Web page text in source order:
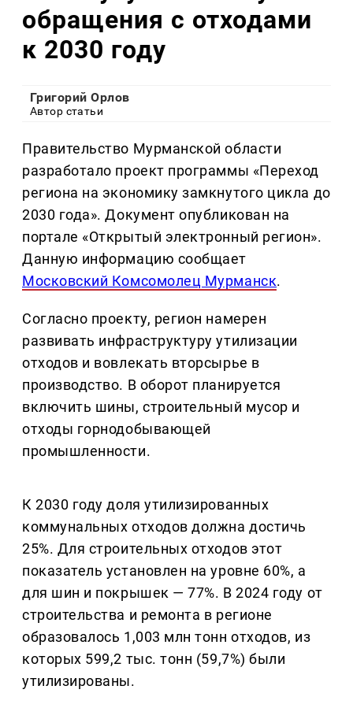
обращения с отходами
к 2030 году
Григорий Орлов
Автор статьи
Правительство Мурманской области
разработало проект программы «Переход
региона на экономику замкнутого цикла до
2030 года». Документ опубликован на
портале «Открытый электронный регион».
Данную информацию сообщает
Московский Комсомолец Мурманск.
Согласно проекту, регион намерен
развивать инфраструктуру утилизации
отходов и вовлекать вторсырье в
производство. В оборот планируется
включить шины, строительный мусор и
отходы горнодобывающей
промышленности.
К 2030 году доля утилизированных
коммунальных отходов должна достичь
25%. Для строительных отходов этот
показатель установлен на уровне 60%, а
для шин и покрышек — 77%. В 2024 году от
строительства и ремонта в регионе
образовалось 1,003 млн тонн отходов, из
которых 599,2 тыс. тонн (59,7%) были
утилизированы.